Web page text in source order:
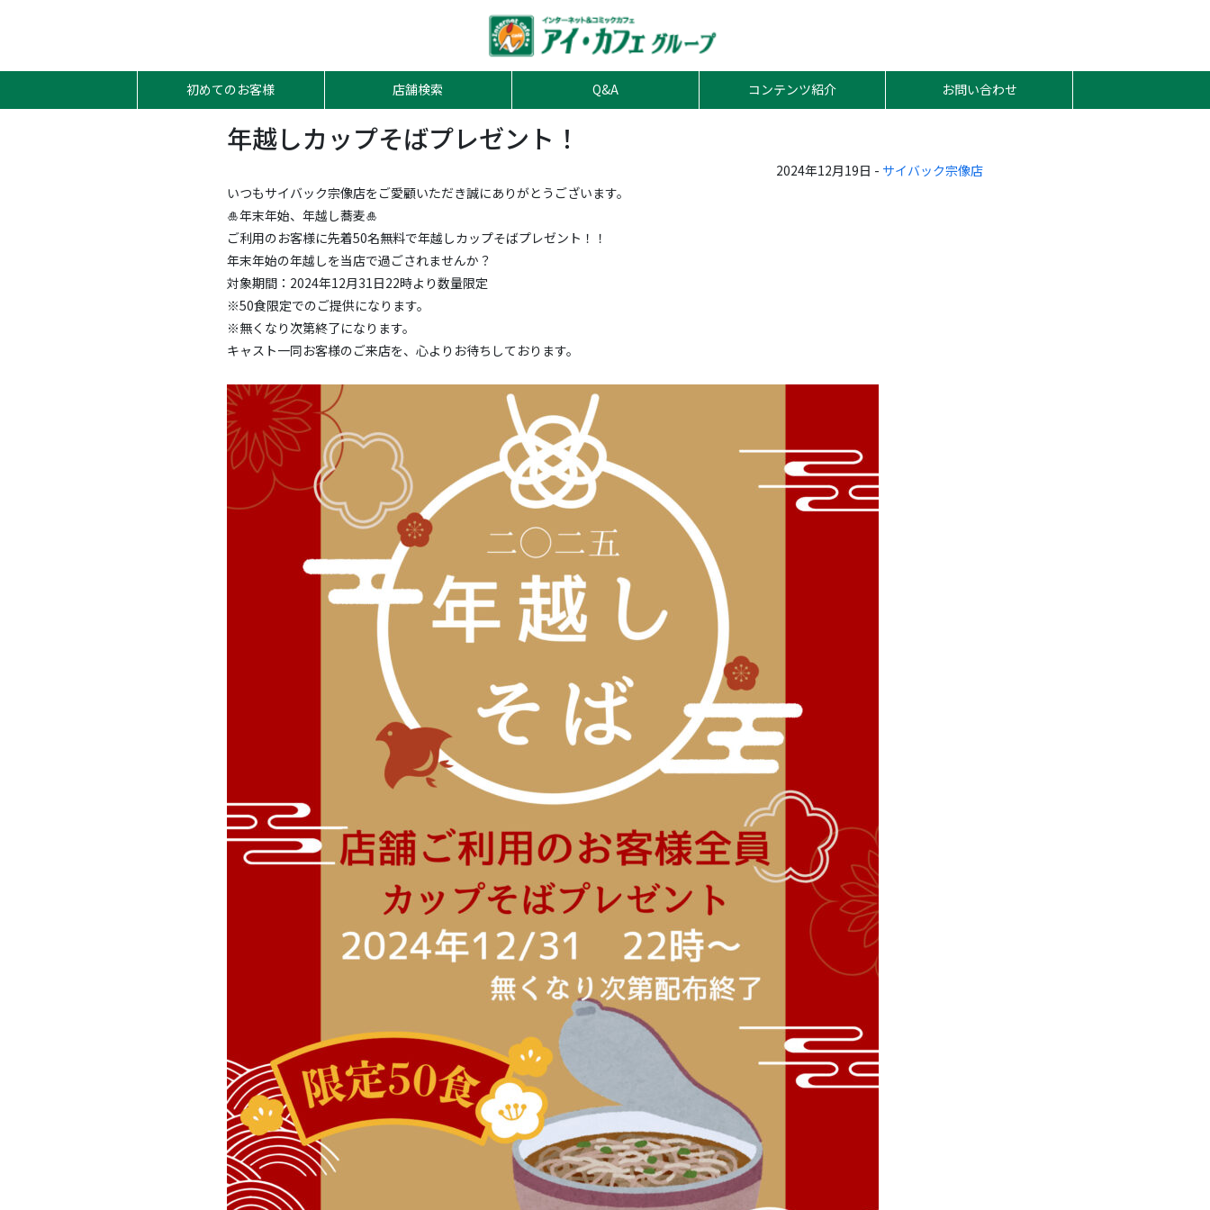
初めてのお客様 店舗検索 Q&A コンテンツ紹介 お問い合わせ
年越しカップそばプレゼント！
2024年12月19日 - サイバック宗像店
いつもサイバック宗像店をご愛顧いただき誠にありがとうございます。
🎍年末年始、年越し蕎麦🎍
ご利用のお客様に先着50名無料で年越しカップそばプレゼント！！
年末年始の年越しを当店で過ごされませんか？
対象期間：2024年12月31日22時より数量限定
※50食限定でのご提供になります。
※無くなり次第終了になります。
キャスト一同お客様のご来店を、心よりお待ちしております。